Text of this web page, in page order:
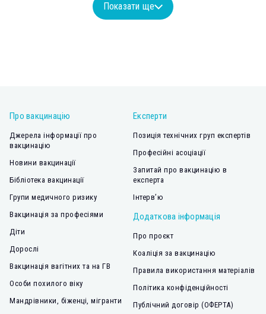
Показати ще
Про вакцинацію
Джерела інформації про
вакцинацію
Новини вакцинації
Бібліотека вакцинації
Групи медичного ризику
Вакцинація за професіями
Діти
Дорослі
Вакцинація вагітних та на ГВ
Особи похилого віку
Мандрівники, біженці, мігранти
Експерти
Позиція технічних груп експертів
Професійні асоціації
Запитай про вакцинацію в
експерта
Інтерв’ю
Додаткова інформація
Про проєкт
Коаліція за вакцинацію
Правила використання матеріалів
Політика конфіденційності
Публічний договір (ОФЕРТА)